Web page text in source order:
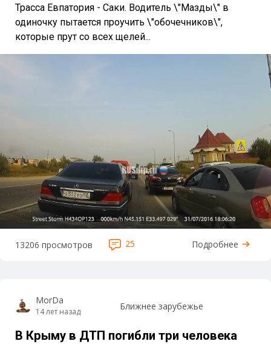
Трасса Евпатория - Саки. Водитель \"Мазды\" в
одиночку пытается проучить \"обочечников\",
которые прут со всех щелей...
13206 просмотров 25 Подробнее
MorDa
14 лет назад Ближнее зарубежье
В Крыму в ДТП погибли три человека